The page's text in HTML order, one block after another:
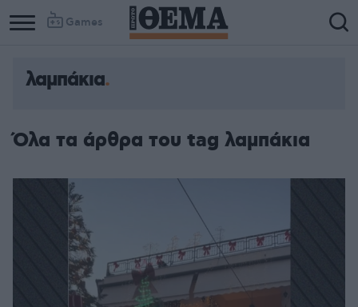
Games
λαμπάκια
Όλα τα άρθρα του tag λαμπάκια